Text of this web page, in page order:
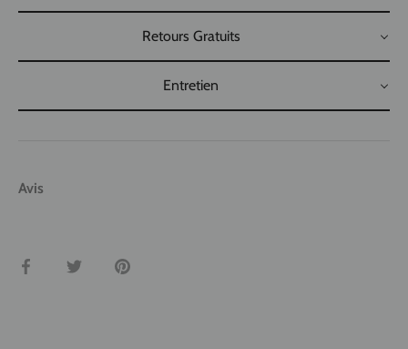
Retours Gratuits
Entretien
Avis
Partager TweeterÉpingler